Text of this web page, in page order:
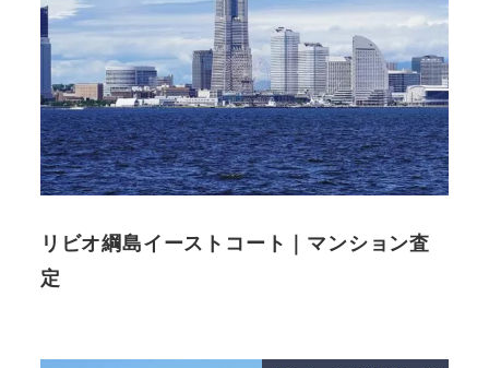
リビオ綱島イーストコート｜マンション査
定